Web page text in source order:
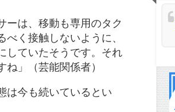
ーは、移動も専用のタク
く接触しないように、
していたそうです。それ
」（芸能関係者）
は今も続いているとい